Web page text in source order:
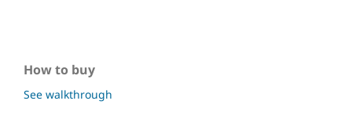
How to buy
See walkthrough